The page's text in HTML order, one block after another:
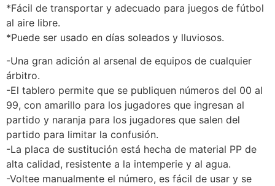
*Fácil de transportar y adecuado para juegos de fútbol
al aire libre.
*Puede ser usado en días soleados y lluviosos.
-Una gran adición al arsenal de equipos de cualquier
árbitro.
-El tablero permite que se publiquen números del 00 al
99, con amarillo para los jugadores que ingresan al
partido y naranja para los jugadores que salen del
partido para limitar la confusión.
-La placa de sustitución está hecha de material PP de
alta calidad, resistente a la intemperie y al agua.
-Voltee manualmente el número, es fácil de usar y se